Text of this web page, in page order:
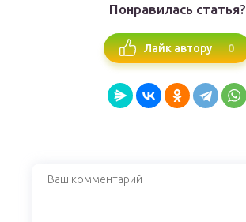
Понравилась статья?
Лайк автору 0